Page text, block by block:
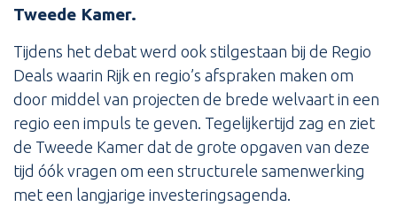
Tweede Kamer.
Tijdens het debat werd ook stilgestaan bij de Regio
Deals waarin Rijk en regio’s afspraken maken om
door middel van projecten de brede welvaart in een
regio een impuls te geven. Tegelijkertijd zag en ziet
de Tweede Kamer dat de grote opgaven van deze
tijd óók vragen om een structurele samenwerking
met een langjarige investeringsagenda.